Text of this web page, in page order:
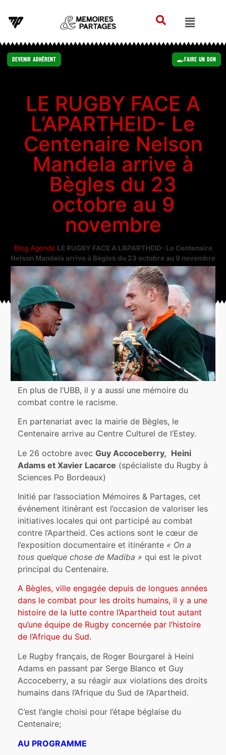
Devenir Adhérent Faire un Don
LE RUGBY FACE A
L’APARTHEID- Le
Centenaire Nelson
Mandela arrive à
Bègles du 23
octobre au 9
novembre
Blog Agenda LE RUGBY FACE A L’APARTHEID- Le Centenaire
Nelson Mandela arrive à Bègles du 23 octobre au 9 novembre
En plus de l’UBB, il y a aussi une mémoire du
combat contre le racisme.
En partenariat avec la mairie de Bègles, le
Centenaire arrive au Centre Culturel de l’Estey.
Le 26 octobre avecGuy Accoceberry, Heini
Adams etXavier Lacarce (spécialiste du Rugby à
Sciences Po Bordeaux)
Initié par l’association Mémoires & Partages, cet
événement itinérant est l’occasion de valoriser les
initiatives locales qui ont participé au combat
contre l’Apartheid. Ces actions sont le cœur de
l’exposition documentaire et itinérante « On a
tous quelque chose de Madiba » qui est le pivot
principal du Centenaire.
A Bègles, ville engagée depuis de longues années
dans le combat pour les droits humains, il y a une
histoire de la lutte contre l’Apartheid tout autant
qu’une équipe de Rugby concernée par l’histoire
de l’Afrique du Sud.
Le Rugby français, de Roger Bourgarel à Heini
Adams en passant par Serge Blanco et Guy
Accoceberry, a su réagir aux violations des droits
humains dans l’Afrique du Sud de l’Apartheid.
C’est l’angle choisi pour l’étape béglaise du
Centenaire;
AU PROGRAMME